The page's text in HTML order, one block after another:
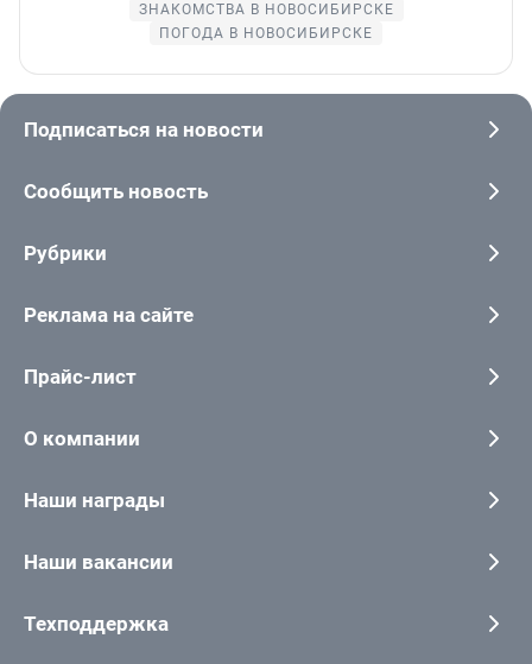
ЗНАКОМСТВА В НОВОСИБИРСКЕ
ПОГОДА В НОВОСИБИРСКЕ
Подписаться на новости
Сообщить новость
Рубрики
Реклама на сайте
Прайс-лист
О компании
Наши награды
Наши вакансии
Техподдержка